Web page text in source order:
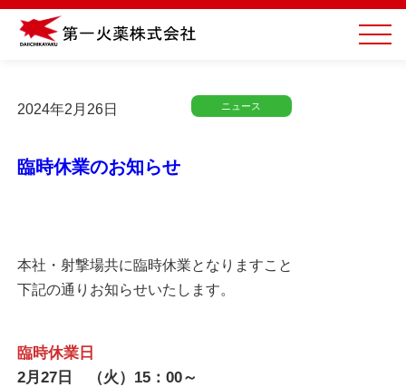
2024年2月26日 ニュース
臨時休業のお知らせ
本社・射撃場共に臨時休業となりますこと
下記の通りお知らせいたします。
臨時休業日
2月27日 （火）15：00～